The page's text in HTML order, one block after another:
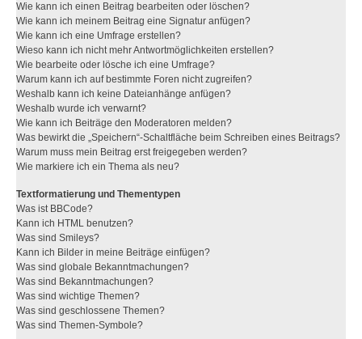
Wie kann ich einen Beitrag bearbeiten oder löschen?
Wie kann ich meinem Beitrag eine Signatur anfügen?
Wie kann ich eine Umfrage erstellen?
Wieso kann ich nicht mehr Antwortmöglichkeiten erstellen?
Wie bearbeite oder lösche ich eine Umfrage?
Warum kann ich auf bestimmte Foren nicht zugreifen?
Weshalb kann ich keine Dateianhänge anfügen?
Weshalb wurde ich verwarnt?
Wie kann ich Beiträge den Moderatoren melden?
Was bewirkt die „Speichern“-Schaltfläche beim Schreiben eines Beitrags?
Warum muss mein Beitrag erst freigegeben werden?
Wie markiere ich ein Thema als neu?
Textformatierung und Thementypen
Was ist BBCode?
Kann ich HTML benutzen?
Was sind Smileys?
Kann ich Bilder in meine Beiträge einfügen?
Was sind globale Bekanntmachungen?
Was sind Bekanntmachungen?
Was sind wichtige Themen?
Was sind geschlossene Themen?
Was sind Themen-Symbole?